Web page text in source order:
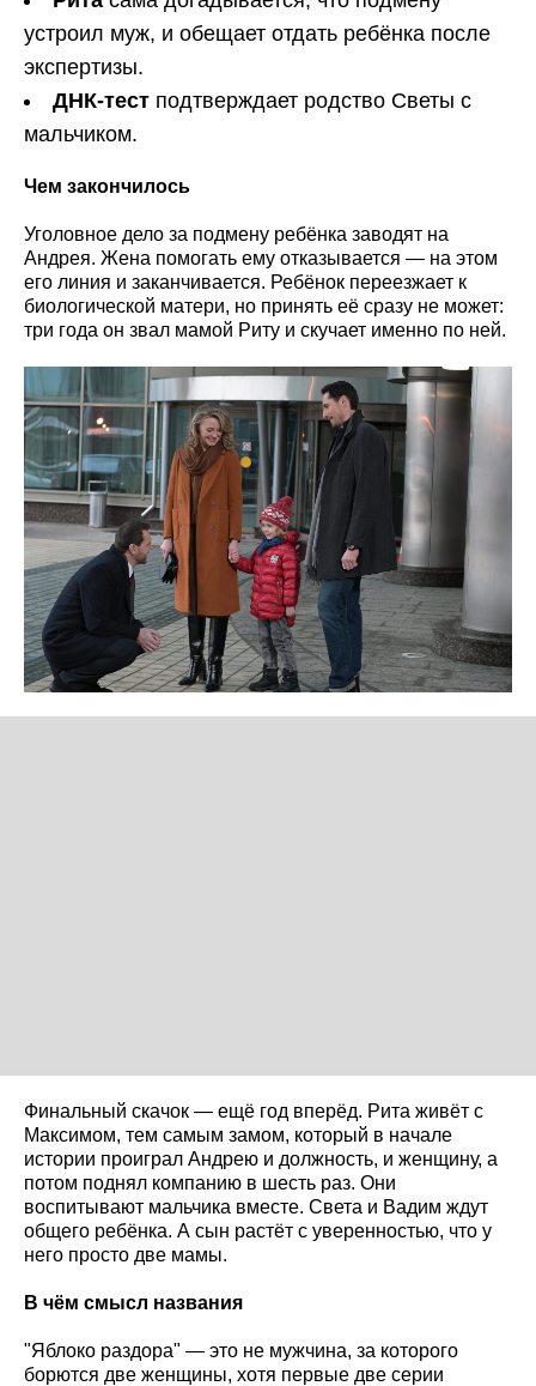
устроил муж, и обещает отдать ребёнка после
экспертизы.
ДНК-тест подтверждает родство Светы с
мальчиком.
Чем закончилось
Уголовное дело за подмену ребёнка заводят на
Андрея. Жена помогать ему отказывается — на этом
его линия и заканчивается. Ребёнок переезжает к
биологической матери, но принять её сразу не может:
три года он звал мамой Риту и скучает именно по ней.
Финальный скачок — ещё год вперёд. Рита живёт с
Максимом, тем самым замом, который в начале
истории проиграл Андрею и должность, и женщину, а
потом поднял компанию в шесть раз. Они
воспитывают мальчика вместе. Света и Вадим ждут
общего ребёнка. А сын растёт с уверенностью, что у
него просто две мамы.
В чём смысл названия
"Яблоко раздора" — это не мужчина, за которого
борются две женщины, хотя первые две серии